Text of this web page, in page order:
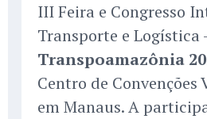
III Feira e Congresso
Transporte e Logística
Transpoamazônia
Centro de Convenções
em Manaus. A